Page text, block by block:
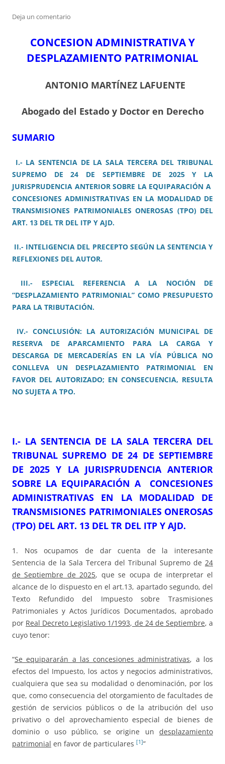
Deja un comentario
CONCESION ADMINISTRATIVA Y
DESPLAZAMIENTO PATRIMONIAL
ANTONIO MARTÍNEZ LAFUENTE
Abogado del Estado y Doctor en Derecho
SUMARIO
I.- LA SENTENCIA DE LA SALA TERCERA DEL TRIBUNAL
SUPREMO DE 24 DE SEPTIEMBRE DE 2025 Y LA
JURISPRUDENCIA ANTERIOR SOBRE LA EQUIPARACIÓN A
CONCESIONES ADMINISTRATIVAS EN LA MODALIDAD DE
TRANSMISIONES PATRIMONIALES ONEROSAS (TPO) DEL
ART. 13 DEL TR DEL ITP Y AJD.
II.- INTELIGENCIA DEL PRECEPTO SEGÚN LA SENTENCIA Y
REFLEXIONES DEL AUTOR.
III.- ESPECIAL REFERENCIA A LA NOCIÓN DE
“DESPLAZAMIENTO PATRIMONIAL” COMO PRESUPUESTO
PARA LA TRIBUTACIÓN.
IV.- CONCLUSIÓN: LA AUTORIZACIÓN MUNICIPAL DE
RESERVA DE APARCAMIENTO PARA LA CARGA Y
DESCARGA DE MERCADERÍAS EN LA VÍA PÚBLICA NO
CONLLEVA UN DESPLAZAMIENTO PATRIMONIAL EN
FAVOR DEL AUTORIZADO; EN CONSECUENCIA, RESULTA
NO SUJETA A TPO.
I.- LA SENTENCIA DE LA SALA TERCERA DEL
TRIBUNAL SUPREMO DE 24 DE SEPTIEMBRE
DE 2025 Y LA JURISPRUDENCIA ANTERIOR
SOBRE LA EQUIPARACIÓN A CONCESIONES
ADMINISTRATIVAS EN LA MODALIDAD DE
TRANSMISIONES PATRIMONIALES ONEROSAS
(TPO) DEL ART. 13 DEL TR DEL ITP Y AJD.
1. Nos ocupamos de dar cuenta de la interesante
Sentencia de la Sala Tercera del Tribunal Supremo de 24
de Septiembre de 2025, que se ocupa de interpretar el
alcance de lo dispuesto en el art.13, apartado segundo, del
Texto Refundido del Impuesto sobre Trasmisiones
Patrimoniales y Actos Jurídicos Documentados, aprobado
por Real Decreto Legislativo 1/1993, de 24 de Septiembre, a
cuyo tenor:
“Se equipararán a las concesiones administrativas, a los
efectos del Impuesto, los actos y negocios administrativos,
cualquiera que sea su modalidad o denominación, por los
que, como consecuencia del otorgamiento de facultades de
gestión de servicios públicos o de la atribución del uso
privativo o del aprovechamiento especial de bienes de
dominio o uso público, se origine un desplazamiento
patrimonial en favor de particulares [1]”